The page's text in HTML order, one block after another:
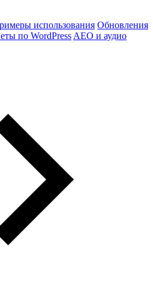
использования Обновления
по WordPress AEO и аудио